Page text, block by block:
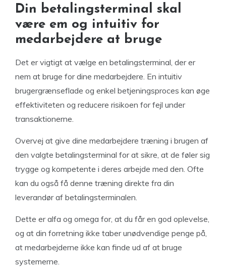
Din betalingsterminal skal
være em og intuitiv for
medarbejdere at bruge
Det er vigtigt at vælge en betalingsterminal, der er
nem at bruge for dine medarbejdere. En intuitiv
brugergrænseflade og enkel betjeningsproces kan øge
effektiviteten og reducere risikoen for fejl under
transaktionerne.
Overvej at give dine medarbejdere træning i brugen af
den valgte betalingsterminal for at sikre, at de føler sig
trygge og kompetente i deres arbejde med den. Ofte
kan du også få denne træning direkte fra din
leverandør af betalingsterminalen.
Dette er alfa og omega for, at du får en god oplevelse,
og at din forretning ikke taber unødvendige penge på,
at medarbejderne ikke kan finde ud af at bruge
systemerne.